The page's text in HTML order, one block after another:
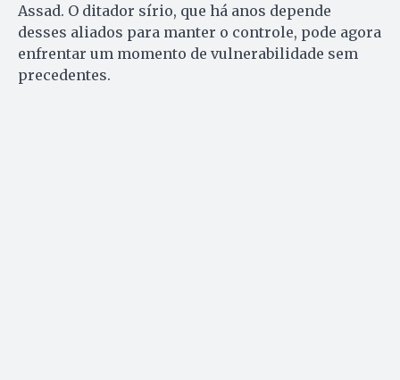
Assad. O ditador sírio, que há anos depende
desses aliados para manter o controle, pode agora
enfrentar um momento de vulnerabilidade sem
precedentes.